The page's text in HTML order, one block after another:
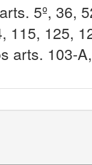
5º, 36,
115, 125,
arts. 103-